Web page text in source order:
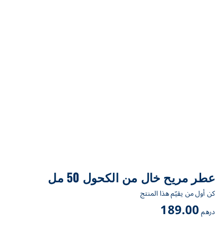
عطر مريح خال من الكحول 50 مل
كن أول من يقيّم هذا المنتج
درهم189.00